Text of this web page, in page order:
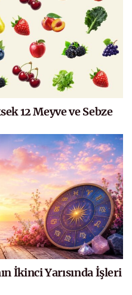
12 Meyve ve Sebze
İkinci Yarısında İşleri